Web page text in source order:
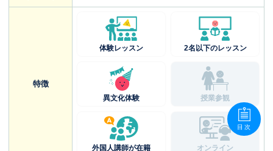
特徴
体験レッスン 2名以下のレッスン
異文化体験 授業参観
外国人講師が在籍 オンライン
目次